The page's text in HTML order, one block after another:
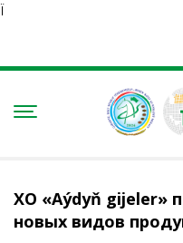
Ï
ХО «Aýdyň gijeler»
новых видов